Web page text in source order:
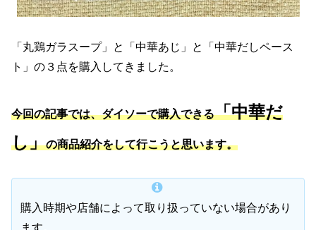
「丸鶏ガラスープ」と「中華あじ」と「中華だしペース
ト」の３点を購入してきました。
今回の記事では、ダイソーで購入できる「中華だ
し」の商品紹介をして行こうと思います。
購入時期や店舗によって取り扱っていない場合があり